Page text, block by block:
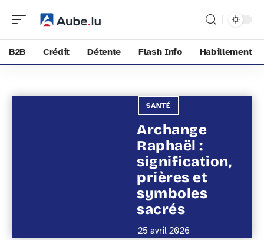
B2B Crédit Détente Flash Info Habillement
SANTÉ
Archange
Raphaël :
signification,
prières et
symboles
sacrés
25 avril 2026